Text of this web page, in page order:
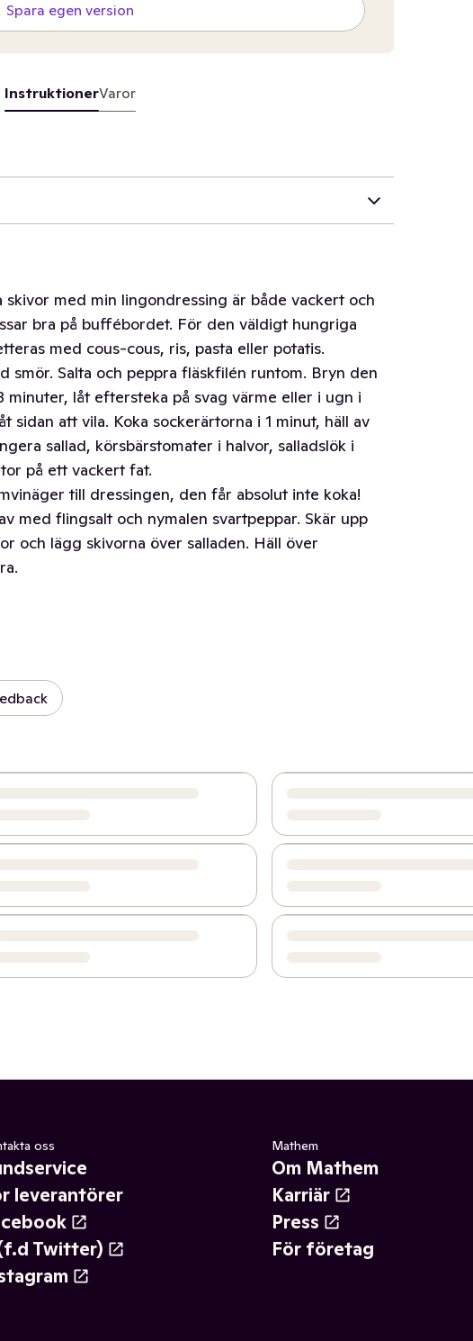
Spara egen version
InstruktionerVaror
med min lingondressing är både vackert och
bra på buffébordet. För den väldigt hungriga
med cous-cous, ris, pasta eller potatis.
smör. Salta och peppra fläskfilén runtom. Bryn den
minuter, låt eftersteka på svag värme eller i ugn i
sidan att vila. Koka sockerärtorna i 1 minut, häll av
sallad, körsbärstomater i halvor, salladslök i
på ett vackert fat.
till dressingen, den får absolut inte koka!
med flingsalt och nymalen svartpeppar. Skär upp
och lägg skivorna över salladen. Häll över
oss
leverantörer
Twitter)
Mathem
Om Mathem
Karriär
Press
För företag